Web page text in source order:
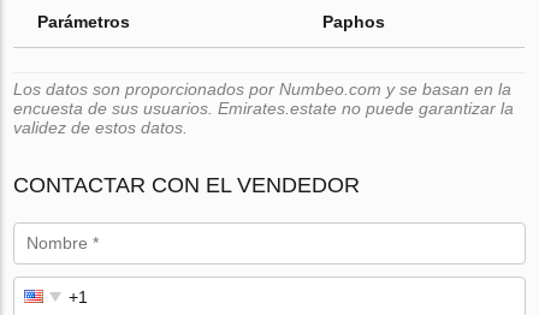
Parámetros Paphos
Los datos son proporcionados por Numbeo.com y se basan en la
encuesta de sus usuarios. Emirates.estate no puede garantizar la
validez de estos datos.
CONTACTAR CON EL VENDEDOR